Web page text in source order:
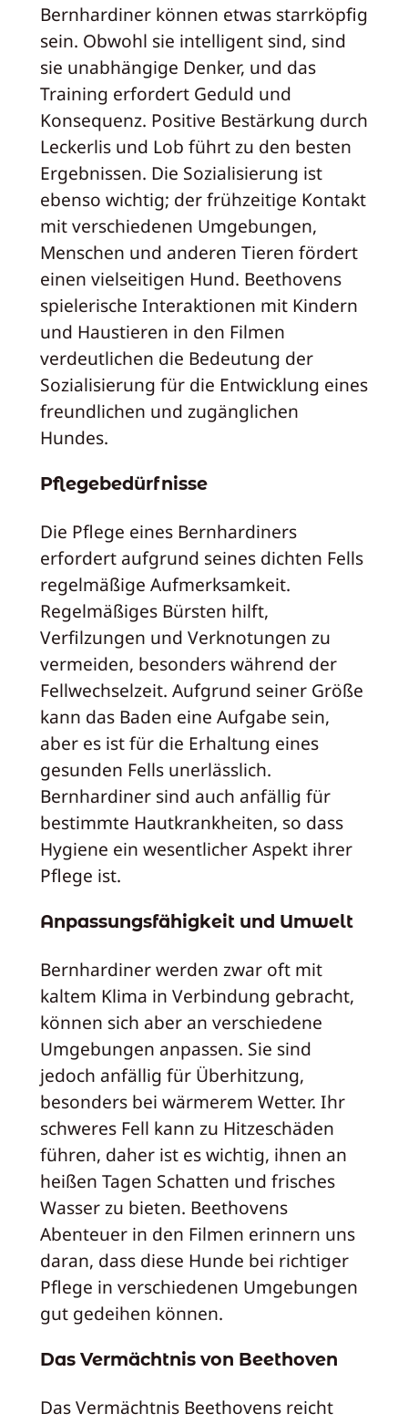
Bernhardiner können etwas starrköpfig
sein. Obwohl sie intelligent sind, sind
sie unabhängige Denker, und das
Training erfordert Geduld und
Konsequenz. Positive Bestärkung durch
Leckerlis und Lob führt zu den besten
Ergebnissen. Die Sozialisierung ist
ebenso wichtig; der frühzeitige Kontakt
mit verschiedenen Umgebungen,
Menschen und anderen Tieren fördert
einen vielseitigen Hund. Beethovens
spielerische Interaktionen mit Kindern
und Haustieren in den Filmen
verdeutlichen die Bedeutung der
Sozialisierung für die Entwicklung eines
freundlichen und zugänglichen
Hundes.
Pflegebedürfnisse
Die Pflege eines Bernhardiners
erfordert aufgrund seines dichten Fells
regelmäßige Aufmerksamkeit.
Regelmäßiges Bürsten hilft,
Verfilzungen und Verknotungen zu
vermeiden, besonders während der
Fellwechselzeit. Aufgrund seiner Größe
kann das Baden eine Aufgabe sein,
aber es ist für die Erhaltung eines
gesunden Fells unerlässlich.
Bernhardiner sind auch anfällig für
bestimmte Hautkrankheiten, so dass
Hygiene ein wesentlicher Aspekt ihrer
Pflege ist.
Anpassungsfähigkeit und Umwelt
Bernhardiner werden zwar oft mit
kaltem Klima in Verbindung gebracht,
können sich aber an verschiedene
Umgebungen anpassen. Sie sind
jedoch anfällig für Überhitzung,
besonders bei wärmerem Wetter. Ihr
schweres Fell kann zu Hitzeschäden
führen, daher ist es wichtig, ihnen an
heißen Tagen Schatten und frisches
Wasser zu bieten. Beethovens
Abenteuer in den Filmen erinnern uns
daran, dass diese Hunde bei richtiger
Pflege in verschiedenen Umgebungen
gut gedeihen können.
Das Vermächtnis von Beethoven
Das Vermächtnis Beethovens reicht